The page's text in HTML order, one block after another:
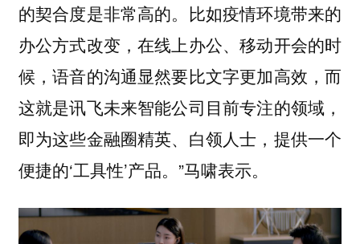
的契合度是非常高的。比如疫情环境带来的
办公方式改变，在线上办公、移动开会的时
候，语音的沟通显然要比文字更加高效，而
这就是讯飞未来智能公司目前专注的领域，
即为这些金融圈精英、白领人士，提供一个
便捷的‘工具性’产品。”马啸表示。